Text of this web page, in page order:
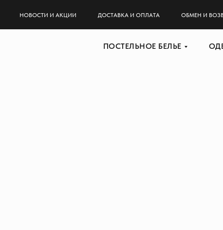
НОВОСТИ И АКЦИИ ДОСТАВКА И ОПЛАТА ОБМЕН И
ПОСТЕЛЬНОЕ БЕЛЬЕ